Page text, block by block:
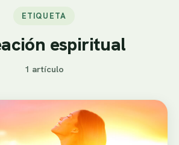
ETIQUETA
espiritual
1 artículo